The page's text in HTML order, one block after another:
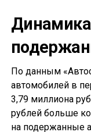
По данным
автомобилей в
3,79 миллиона
рублей больше
на подержанные